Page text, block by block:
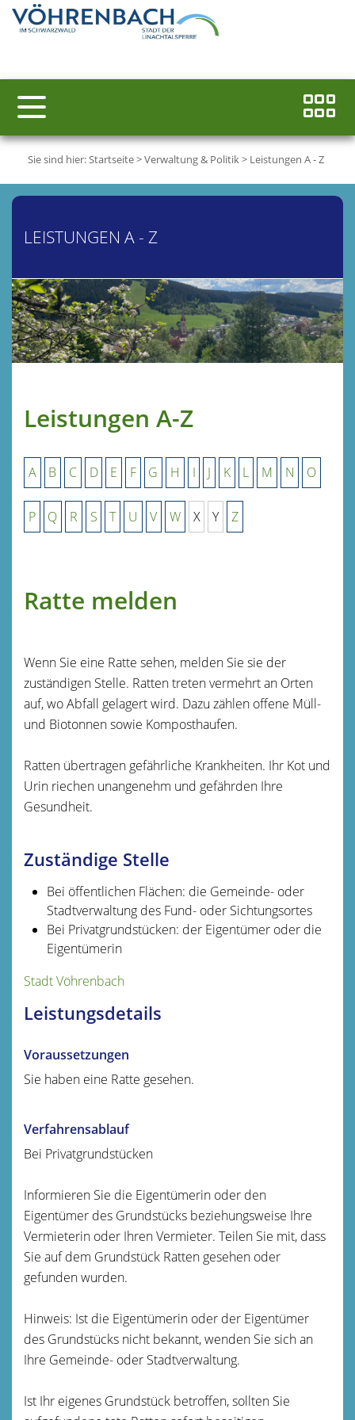
Sie sind hier:Startseite>Verwaltung & Politik> Leistungen A - Z
LEISTUNGEN A - Z
Leistungen A-Z
A B C D E F G H I J K L M N O
P Q R S T U V W X Y Z
Ratte melden
Wenn Sie eine Ratte sehen, melden Sie sie der
zuständigen Stelle. Ratten treten vermehrt an Orten
auf, wo Abfall gelagert wird. Dazu zählen offene Müll-
und Biotonnen sowie Komposthaufen.
Ratten übertragen gefährliche Krankheiten. Ihr Kot und
Urin riechen unangenehm und gefährden Ihre
Gesundheit.
Zuständige Stelle
Bei öffentlichen Flächen: die Gemeinde- oder
Stadtverwaltung des Fund- oder Sichtungsortes
Bei Privatgrundstücken: der Eigentümer oder die
Eigentümerin
Stadt Vöhrenbach
Leistungsdetails
Voraussetzungen
Sie haben eine Ratte gesehen.
Verfahrensablauf
Bei Privatgrundstücken
Informieren Sie die Eigentümerin oder den
Eigentümer des Grundstücks beziehungsweise Ihre
Vermieterin oder Ihren Vermieter. Teilen Sie mit, dass
Sie auf dem Grundstück Ratten gesehen oder
gefunden wurden.
Hinweis: Ist die Eigentümerin oder der Eigentümer
des Grundstücks nicht bekannt, wenden Sie sich an
Ihre Gemeinde- oder Stadtverwaltung.
Ist Ihr eigenes Grundstück betroffen, sollten Sie